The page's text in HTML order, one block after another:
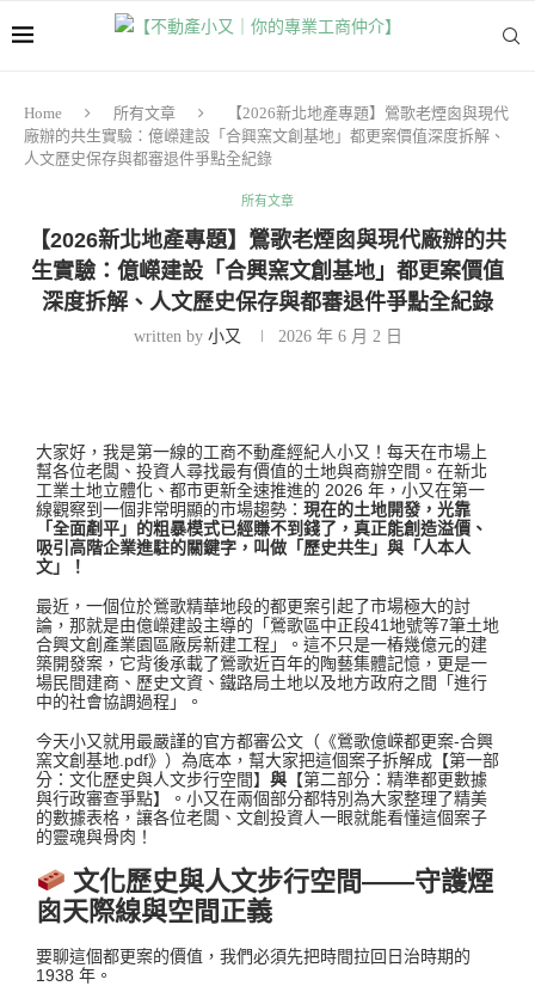
Home 所有文章
【2026新北地產專題】鶯歌老煙囪與現代
廠辦的共生實驗：億嶸建設「合興窯文創基地」都更案價值深度拆解、
人文歷史保存與都審退件爭點全紀錄
所有文章
【2026新北地產專題】鶯歌老煙囪與現代廠辦的共
生實驗：億嶸建設「合興窯文創基地」都更案價值
深度拆解、人文歷史保存與都審退件爭點全紀錄
written by 小又 2026 年 6 月 2 日
大家好，我是第一線的工商不動產經紀人小又！每天在市場上
幫各位老闆、投資人尋找最有價值的土地與商辦空間。在新北
工業土地立體化、都市更新全速推進的 2026 年，小又在第一
線觀察到一個非常明顯的市場趨勢： 現在的土地開發，光靠
「全面剷平」的粗暴模式已經賺不到錢了，真正能創造溢價、
吸引高階企業進駐的關鍵字，叫做「歷史共生」與「人本人
文」！
最近，一個位於鶯歌精華地段的都更案引起了市場極大的討
論，那就是由億嶸建設主導的「鶯歌區中正段41地號等7筆土地
合興文創產業園區廠房新建工程」
。這不只是一樁幾億元的建
築開發案，它背後承載了鶯歌近百年的陶藝集體記憶，更是一
場民間建商、歷史文資、鐵路局土地以及地方政府之間「進行
中的社會協調過程」
。
今天小又就用最嚴謹的官方都審公文（《鶯歌億嵘都更案-合興
窯文創基地.pdf》）為底本 ，幫大家把這個案子拆解成【第一部
分：文化歷史與人文步行空間】 與 【第二部分：精準都更數據
與行政審查爭點】。小又在兩個部分都特別為大家整理了精美
的數據表格，讓各位老闆、文創投資人一眼就能看懂這個案子
的靈魂與骨肉！
文化歷史與人文步行空間——守護煙
囪天際線與空間正義
要聊這個都更案的價值，我們必須先把時間拉回日治時期的
1938 年。